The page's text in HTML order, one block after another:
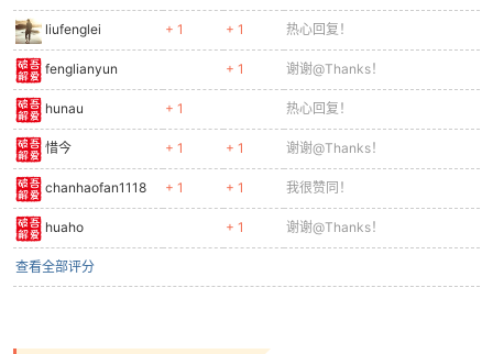
liufenglei + 1 + 1 热心回复！
fenglianyun + 1 谢谢@Thanks！
hunau + 1 热心回复！
惜今 + 1 + 1 谢谢@Thanks！
chanhaofan1118 + 1 + 1 我很赞同！
huaho + 1 谢谢@Thanks！
查看全部评分